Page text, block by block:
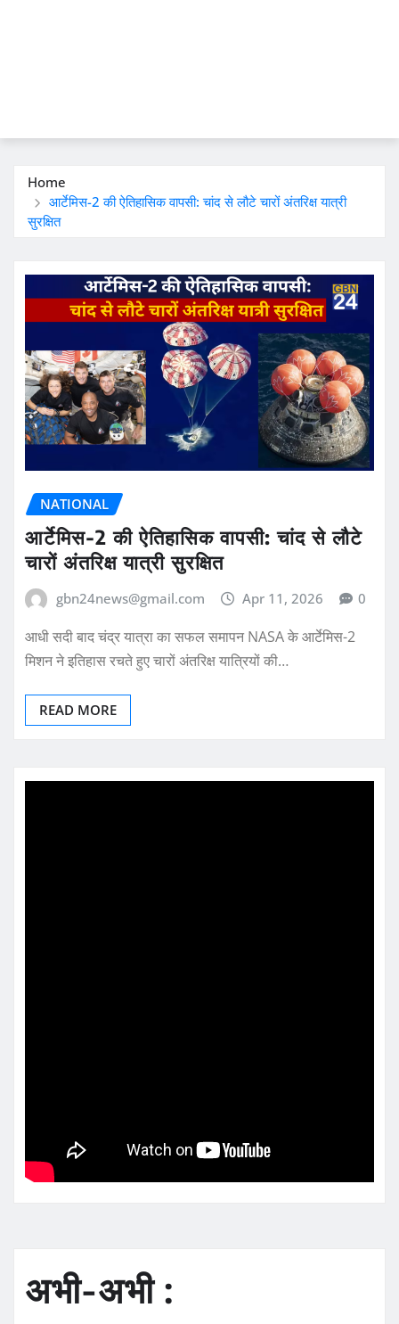
Home
आर्टेमिस-2 की ऐतिहासिक वापसी: चांद से लौटे चारों अंतरिक्ष यात्री
सुरक्षित
NATIONAL
आर्टेमिस-2 की ऐतिहासिक वापसी: चांद से लौटे
चारों अंतरिक्ष यात्री सुरक्षित
gbn24news@gmail.com Apr 11, 2026 0
आधी सदी बाद चंद्र यात्रा का सफल समापन NASA के आर्टेमिस-2
मिशन ने इतिहास रचते हुए चारों अंतरिक्ष यात्रियों की…
READ MORE
अभी-अभी :